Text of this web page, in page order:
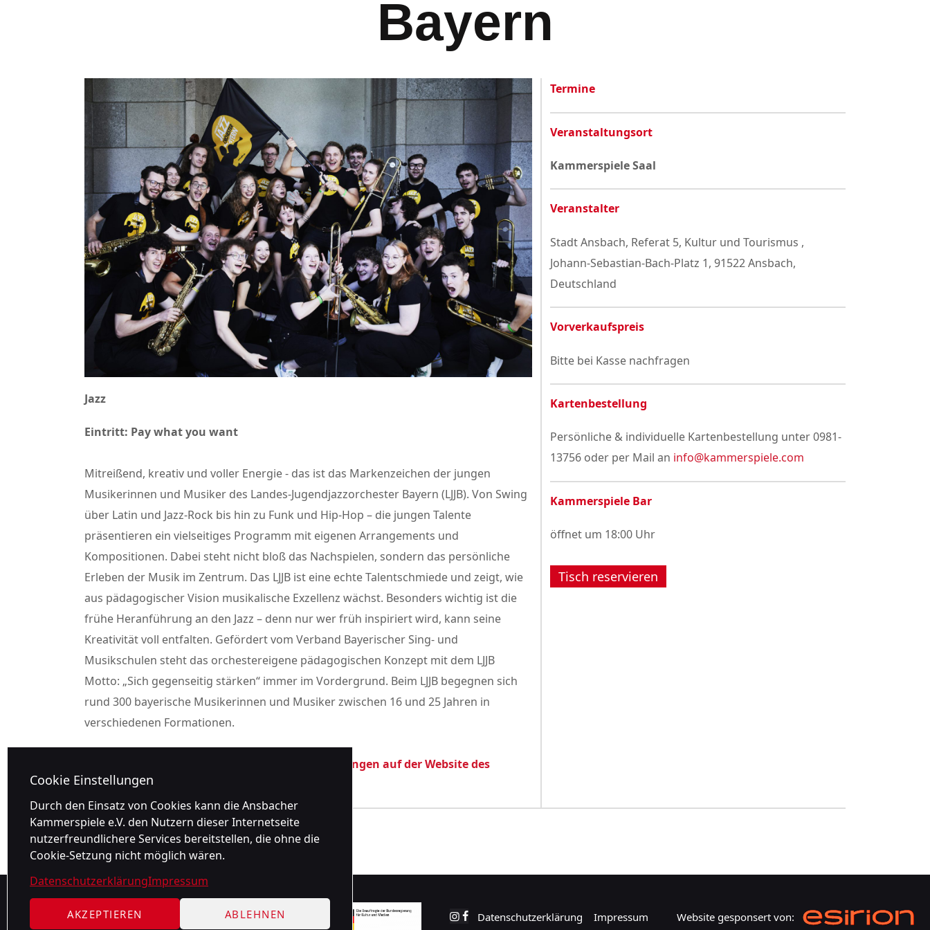
Cookie Einstellungen
Durch den Einsatz von Cookies kann die Ansbacher
Kammerspiele e.V. den Nutzern dieser Internetseite
nutzerfreundlichere Services bereitstellen, die ohne die
Cookie-Setzung nicht möglich wären.
AKZEPTIEREN ABLEHNEN
DatenschutzerklärungImpressum
Bayern
Datenschutzerklärung
Jazz
Eintritt: Pay what you want
Mitreißend, kreativ und voller Energie - das ist das Markenzeichen der jungen
Musikerinnen und Musiker des Landes-Jugendjazzorchester Bayern (LJJB). Von Swing
über Latin und Jazz-Rock bis hin zu Funk und Hip-Hop – die jungen Talente
präsentieren ein vielseitiges Programm mit eigenen Arrangements und
Kompositionen. Dabei steht nicht bloß das Nachspielen, sondern das persönliche
Erleben der Musik im Zentrum. Das LJJB ist eine echte Talentschmiede und zeigt, wie
aus pädagogischer Vision musikalische Exzellenz wächst. Besonders wichtig ist die
frühe Heranführung an den Jazz – denn nur wer früh inspiriert wird, kann seine
Kreativität voll entfalten. Gefördert vom Verband Bayerischer Sing- und
Musikschulen steht das orchestereigene pädagogischen Konzept mit dem LJJB
Motto: „Sich gegenseitig stärken“ immer im Vordergrund. Beim LJJB begegnen sich
rund 300 bayerische Musikerinnen und Musiker zwischen 16 und 25 Jahren in
verschiedenen Formationen.
Alle aktuellen Infos zu den Jazzarise Veranstaltungen auf der Website des
Bayerischen Musikrates.
Termine
Veranstaltungsort
Kammerspiele Saal
Veranstalter
Stadt Ansbach, Referat 5, Kultur und Tourismus ,
Johann-Sebastian-Bach-Platz 1, 91522 Ansbach,
Deutschland
Vorverkaufspreis
Bitte bei Kasse nachfragen
Kartenbestellung
Persönliche & individuelle Kartenbestellung unter 0981-
13756 oder per Mail an info@kammerspiele.com
Kammerspiele Bar
öffnet um 18:00 Uhr
Tisch reservieren
gefördert von: Datenschutzerklärung Impressum Website gesponsert von: